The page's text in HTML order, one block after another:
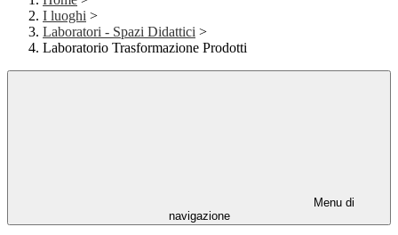
I luoghi >
Laboratori - Spazi Didattici >
Laboratorio Trasformazione Prodotti
Menu di
navigazione